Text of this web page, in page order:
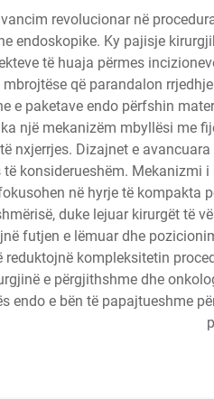
revolucionar në
endoskopike. Ky pajisje
të huaja përmes
që parandalon
e paketave endo përfshin
një mekanizëm mbyllësi me
nxjerrjes. Dizajnet e
konsiderueshëm. Mekanizmi
në hyrje të kompakta
duke lejuar kirurgët të
futjen e lëmuar dhe
kompleksitetin
e përgjithshme dhe
endo e bën të papajtueshme